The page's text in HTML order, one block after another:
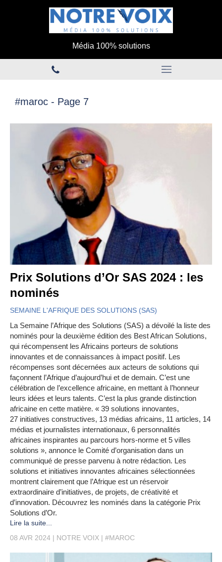
Média 100% solutions
#maroc - Page 7
Prix Solutions d’Or SAS 2024 : les
nominés
SEMAINE L'AFRIQUE DES SOLUTIONS (SAS)
La Semaine l’Afrique des Solutions (SAS) a dévoilé la liste des
nominés pour la deuxième édition des Best African Solutions,
qui récompensent les Africains porteurs de solutions
innovantes et de connaissances à impact positif. Les
récompenses sont décernées aux acteurs de solutions qui
façonnent l’Afrique d’aujourd’hui et de demain. C’est une
célébration de l’excellence africaine, en mettant à l’honneur
leurs idées et leurs talents. C’est la plus grande distinction
africaine en cette matière. « 39 solutions innovantes,
27 initiatives constructives, 13 médias africains, 11 articles, 14
médias et journalistes internationaux, 6 personnalités
africaines inspirantes au parcours hors-norme et 5 villes
solutions », annonce le Comité d’organisation dans un
communiqué de presse parvenu à notre rédaction. Les
solutions et initiatives innovantes africaines sélectionnées
montrent clairement que l’Afrique est un réservoir
extraordinaire d’initiatives, de projets, de créativité et
d’innovation. Découvrez les nominés dans la catégorie Prix
Solutions d’Or.​​​​​​​
Lire la suite...
08 AVR 2024
NOTRE VOIX #MAROC